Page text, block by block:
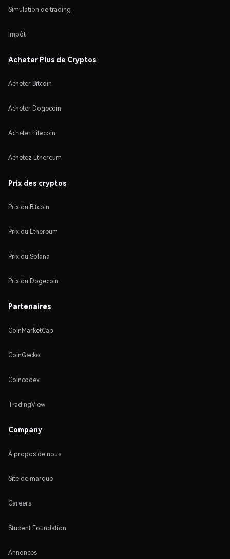
Simulation de trading
Impôt
Acheter Plus de Cryptos
Acheter Bitcoin
Acheter Dogecoin
Acheter Litecoin
Achetez Ethereum
Prix des cryptos
Prix du Bitcoin
Prix du Ethereum
Prix du Solana
Prix du Dogecoin
Partenaires
CoinMarketCap
CoinGecko
Coincodex
TradingView
Company
À propos de nous
Site de marque
Careers
Student Foundation
Annonces